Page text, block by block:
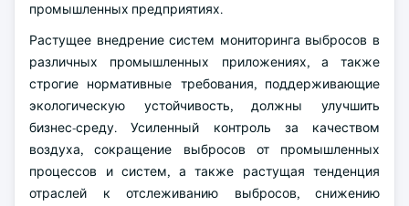
промышленных предприятиях.
Растущее внедрение систем мониторинга выбросов в
различных промышленных приложениях, а также
строгие нормативные требования, поддерживающие
экологическую устойчивость, должны улучшить
бизнес-среду. Усиленный контроль за качеством
воздуха, сокращение выбросов от промышленных
процессов и систем, а также растущая тенденция
отраслей к отслеживанию выбросов, снижению